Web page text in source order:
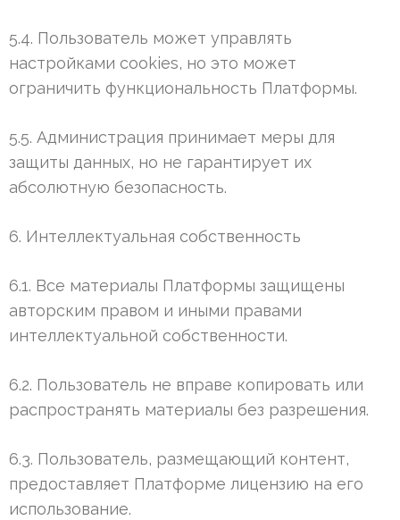
5.4. Пользователь может управлять
настройками cookies, но это может
ограничить функциональность Платформы.
5.5. Администрация принимает меры для
защиты данных, но не гарантирует их
абсолютную безопасность.
6. Интеллектуальная собственность
6.1. Все материалы Платформы защищены
авторским правом и иными правами
интеллектуальной собственности.
6.2. Пользователь не вправе копировать или
распространять материалы без разрешения.
6.3. Пользователь, размещающий контент,
предоставляет Платформе лицензию на его
использование.